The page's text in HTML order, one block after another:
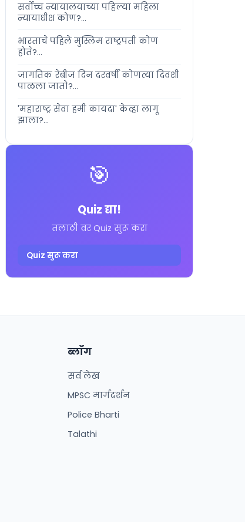
सर्वोच्च न्यायालयाच्या पहिल्या महिला
न्यायाधीश कोण?...
भारताचे पहिले मुस्लिम राष्ट्रपती कोण
होते?...
जागतिक रेबीज दिन दरवर्षी कोणत्या दिवशी
पाळला जातो?...
'महाराष्ट्र सेवा हमी कायदा' केव्हा लागू
झाला?...
🎯
Quiz द्या!
तलाठी वर Quiz सुरू करा
Quiz सुरू करा
ब्लॉग
सर्व लेख
MPSC मार्गदर्शन
Police Bharti
Talathi